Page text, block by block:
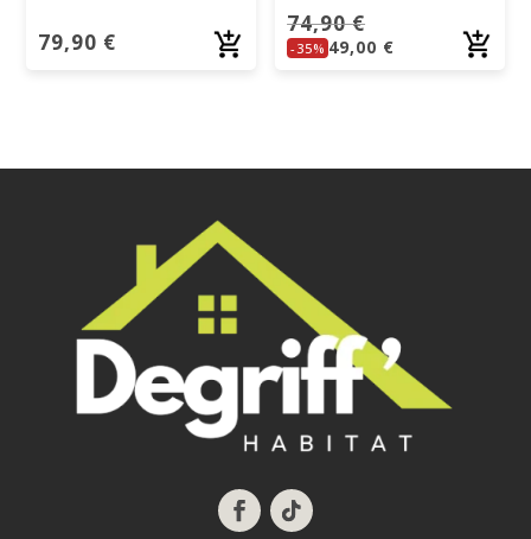
79,90 €
L
74,90€
-35% 49,00 €